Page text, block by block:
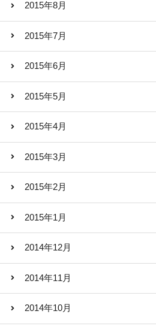
2015年8月
2015年7月
2015年6月
2015年5月
2015年4月
2015年3月
2015年2月
2015年1月
2014年12月
2014年11月
2014年10月